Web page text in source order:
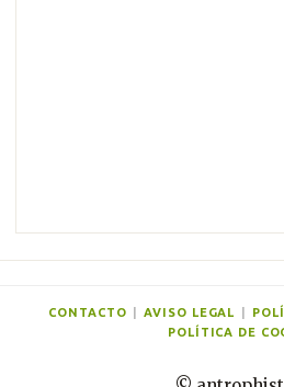
CONTACTO AVISO LEGAL
POLÍTICA DE